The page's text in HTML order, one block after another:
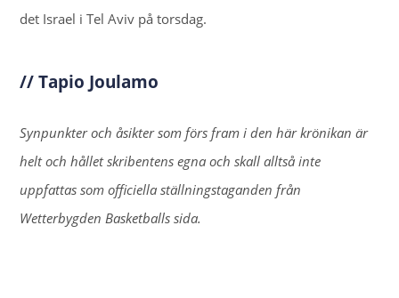
det Israel i Tel Aviv på torsdag.
// Tapio Joulamo
Synpunkter och åsikter som förs fram i den här krönikan är
helt och hållet skribentens egna och skall alltså inte
uppfattas som officiella ställningstaganden från
Wetterbygden Basketballs sida.